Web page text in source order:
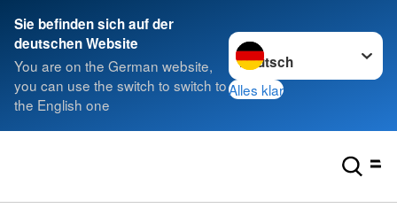
Sie befinden sich auf der
deutschen Website
You are on the German website,
you can use the switch to switch to
the English one
Sprache wechseln zu
Alles klar